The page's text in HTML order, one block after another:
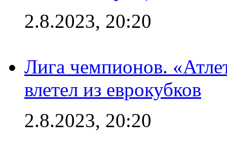
2.8.2023, 20:20
Лига чемпионов.
влетел из еврокубков
2.8.2023, 20:20